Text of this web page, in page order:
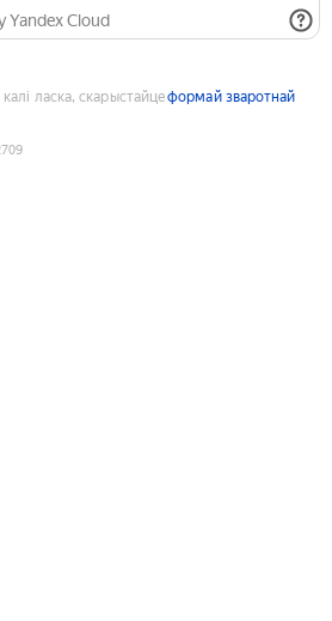
Yandex Cloud
ласка, скарыстайцеформай зваротнай